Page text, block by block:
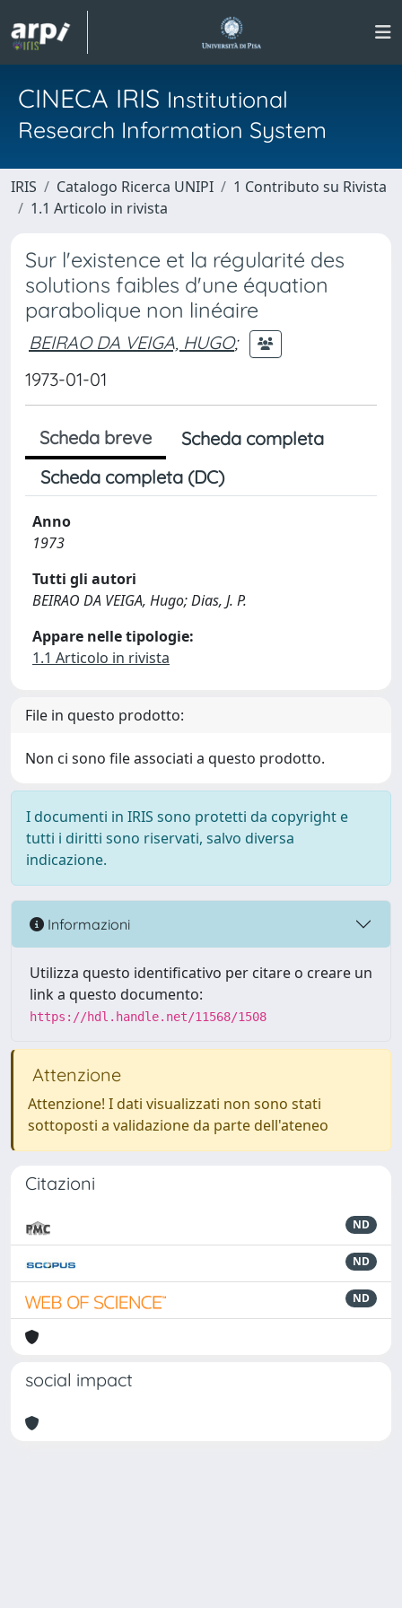
CINECA IRIS Institutional
Research Information System
IRIS Catalogo Ricerca UNIPI
1 Contributo su Rivista
1.1 Articolo in rivista
Sur l'existence et la régularité des
solutions faibles d'une équation
parabolique non linéaire
BEIRAO DA VEIGA, HUGO;
1973-01-01
Scheda breve
Scheda completa
Scheda completa (DC)
Anno
1973
Tutti gli autori
BEIRAO DA VEIGA, Hugo; Dias, J. P.
Appare nelle tipologie:
1.1 Articolo in rivista
File in questo prodotto:
Non ci sono file associati a questo prodotto.
I documenti in IRIS sono protetti da copyright e
tutti i diritti sono riservati, salvo diversa
indicazione.
Informazioni
Utilizza questo identificativo per citare o creare un
link a questo documento:
https://hdl.handle.net/11568/1508
Attenzione
Attenzione! I dati visualizzati non sono stati
sottoposti a validazione da parte dell'ateneo
Citazioni
ND
ND
ND
social impact